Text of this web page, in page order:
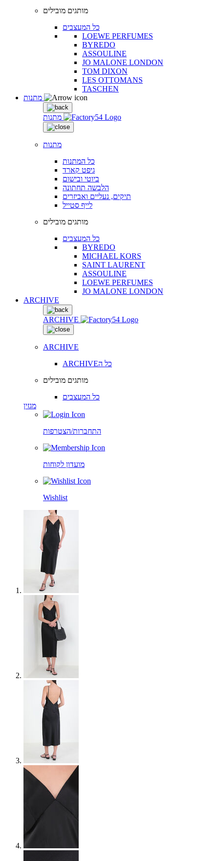
מותגים מובילים
כל המעצבים
LOEWE PERFUMES
BYREDO
ASSOULINE
JO MALONE LONDON
TOM DIXON
LES OTTOMANS
TASCHEN
מתנות
מתנות
כל המתנות
גיפט קארד
ביוטי ובישום
הלבשה תחתונה
תיקים, נעליים ואביזרים
לייף סטייל
מותגים מובילים
כל המעצבים
BYREDO
MICHAEL KORS
SAINT LAURENT
ASSOULINE
LOEWE PERFUMES
JO MALONE LONDON
ARCHIVE
ARCHIVE
ARCHIVE
ARCHIVEכל ה
מותגים מובילים
כל המעצבים
מגזין
התחברות/הצטרפות
מועדון לקוחות
Wishlist